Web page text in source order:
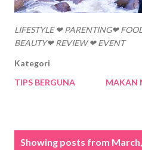
LIFESTYLE ❤ PARENTING❤
BEAUTY❤ REVIEW ❤ EVENT
Kategori
TIPS BERGUNA
MAKAN
Showing posts from